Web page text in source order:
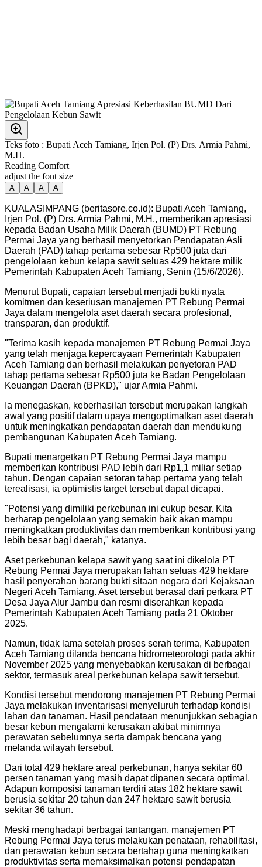
Teks foto : Bupati Aceh Tamiang, Irjen Pol. (P) Drs. Armia Pahmi,
M.H.
Reading Comfort
adjust the font size
A A A A
KUALASIMPANG (beritasore.co.id): Bupati Aceh Tamiang,
Irjen Pol. (P) Drs. Armia Pahmi, M.H., memberikan apresiasi
kepada Badan Usaha Milik Daerah (BUMD) PT Rebung
Permai Jaya yang berhasil menyetorkan Pendapatan Asli
Daerah (PAD) tahap pertama sebesar Rp500 juta dari
pengelolaan kebun kelapa sawit seluas 429 hektare milik
Pemerintah Kabupaten Aceh Tamiang, Senin (15/6/2026).
Menurut Bupati, capaian tersebut menjadi bukti nyata
komitmen dan keseriusan manajemen PT Rebung Permai
Jaya dalam mengelola aset daerah secara profesional,
transparan, dan produktif.
"Terima kasih kepada manajemen PT Rebung Permai Jaya
yang telah menjaga kepercayaan Pemerintah Kabupaten
Aceh Tamiang dan berhasil melakukan penyetoran PAD
tahap pertama sebesar Rp500 juta ke Badan Pengelolaan
Keuangan Daerah (BPKD)," ujar Armia Pahmi.
Ia menegaskan, keberhasilan tersebut merupakan langkah
awal yang positif dalam upaya mengoptimalkan aset daerah
untuk meningkatkan pendapatan daerah dan mendukung
pembangunan Kabupaten Aceh Tamiang.
Bupati menargetkan PT Rebung Permai Jaya mampu
memberikan kontribusi PAD lebih dari Rp1,1 miliar setiap
tahun. Dengan capaian setoran tahap pertama yang telah
terealisasi, ia optimistis target tersebut dapat dicapai.
"Potensi yang dimiliki perkebunan ini cukup besar. Kita
berharap pengelolaan yang semakin baik akan mampu
meningkatkan produktivitas dan memberikan kontribusi yang
lebih besar bagi daerah," katanya.
Aset perkebunan kelapa sawit yang saat ini dikelola PT
Rebung Permai Jaya merupakan lahan seluas 429 hektare
hasil penyerahan barang bukti sitaan negara dari Kejaksaan
Negeri Aceh Tamiang. Aset tersebut berasal dari perkara PT
Desa Jaya Alur Jambu dan resmi diserahkan kepada
Pemerintah Kabupaten Aceh Tamiang pada 21 Oktober
2025.
Namun, tidak lama setelah proses serah terima, Kabupaten
Aceh Tamiang dilanda bencana hidrometeorologi pada akhir
November 2025 yang menyebabkan kerusakan di berbagai
sektor, termasuk areal perkebunan kelapa sawit tersebut.
Kondisi tersebut mendorong manajemen PT Rebung Permai
Jaya melakukan inventarisasi menyeluruh terhadap kondisi
lahan dan tanaman. Hasil pendataan menunjukkan sebagian
besar kebun mengalami kerusakan akibat minimnya
perawatan sebelumnya serta dampak bencana yang
melanda wilayah tersebut.
Dari total 429 hektare areal perkebunan, hanya sekitar 60
persen tanaman yang masih dapat dipanen secara optimal.
Adapun komposisi tanaman terdiri atas 182 hektare sawit
berusia sekitar 20 tahun dan 247 hektare sawit berusia
sekitar 36 tahun.
Meski menghadapi berbagai tantangan, manajemen PT
Rebung Permai Jaya terus melakukan penataan, rehabilitasi,
dan perawatan kebun secara bertahap guna meningkatkan
produktivitas serta memaksimalkan potensi pendapatan